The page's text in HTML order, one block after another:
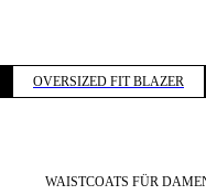
OVERSIZED FIT BLAZER
WAISTCOATS FÜR